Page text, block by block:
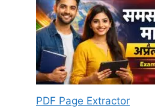
PDF Page Extractor